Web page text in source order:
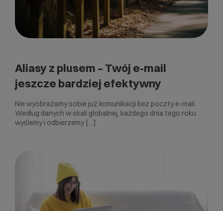
Aliasy z plusem – Twój e-mail
jeszcze bardziej efektywny
Nie wyobrażamy sobie już komunikacji bez poczty e-mail.
Według danych w skali globalnej, każdego dnia tego roku
wyślemy i odbierzemy […]